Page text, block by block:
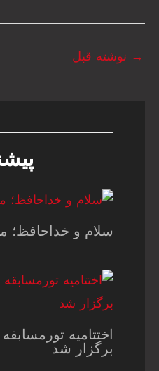
→ نوشته قبل
سلام و
اختتامیه
برگزار شد